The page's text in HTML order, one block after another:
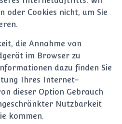
oder Cookies nicht, um Sie
die Annahme von
im Browser zu
dazu finden Sie
Ihres Internet-
dieser Option Gebrauch
Nutzbarkeit
kommen.